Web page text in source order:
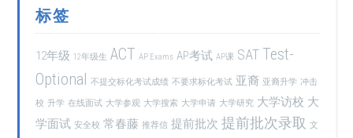
标签
12年级 12年级生 ACT AP Exams AP考试 AP课 SAT Test-
Optional 不提交标化考试成绩 不要求标化考试 亚裔 亚裔升学 冲击
校 升学 在线面试 大学参观 大学搜索 大学申请 大学研究 大学访校 大
学面试 安全校 常春藤 推荐信 提前批次 提前批次录取 文